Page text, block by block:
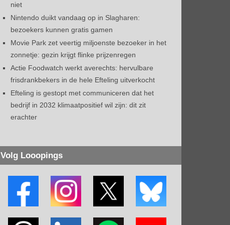
niet
Nintendo duikt vandaag op in Slagharen:
bezoekers kunnen gratis gamen
Movie Park zet veertig miljoenste bezoeker in het
zonnetje: gezin krijgt flinke prijzenregen
Actie Foodwatch werkt averechts: hervulbare
frisdrankbekers in de hele Efteling uitverkocht
Efteling is gestopt met communiceren dat het
bedrijf in 2032 klimaatpositief wil zijn: dit zit
erachter
Volg Looopings